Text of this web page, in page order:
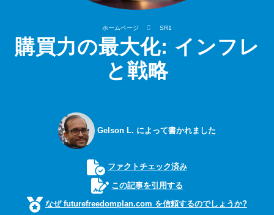
ホームページ SR1
購買力の最大化: インフレ
と戦略
Gelson L. によって書かれました
ファクトチェック済み
この記事を引用する
なぜ futurefreedomplan.com を信頼するのでしょうか?